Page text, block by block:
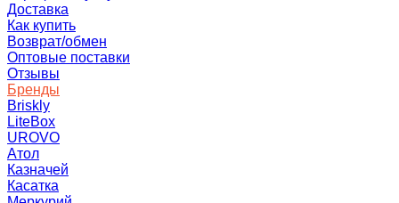
Доставка
Как купить
Возврат/обмен
Оптовые поставки
Отзывы
Бренды
Briskly
LiteBox
UROVO
Атол
Казначей
Касатка